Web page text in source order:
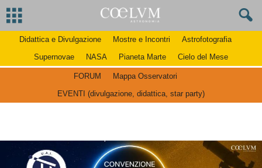
Didattica e Divulgazione Mostre e Incontri
Astrofotografia
Supernovae
NASA Pianeta Marte Cielo del Mese
FORUM
Mappa Osservatori
EVENTI (divulgazione, didattica, star party)